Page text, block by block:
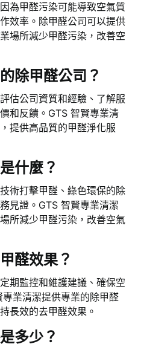
為甲醛污染可能導致空氣質
效率。除甲醛公司可以提供
場所減少甲醛污染，改善空
除甲醛公司？
估公司資質和經驗、了解服
和反饋。GTS 智賢專業清
提供高品質的甲醛淨化服
什麼？
術打擊甲醛、綠色環保的除
見證。GTS 智賢專業清潔
所減少甲醛污染，改善空氣
醛效果？
期監控和維護建議、確保空
業清潔提供專業的除甲醛
長效的去甲醛效果。
多少？